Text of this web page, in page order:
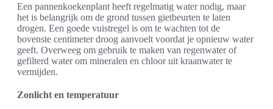
Een pannenkoekenplant heeft regelmatig water nodig, maar
het is belangrijk om de grond tussen gietbeurten te laten
drogen. Een goede vuistregel is om te wachten tot de
bovenste centimeter droog aanvoelt voordat je opnieuw water
geeft. Overweeg om gebruik te maken van regenwater of
gefilterd water om mineralen en chloor uit kraanwater te
vermijden.
Zonlicht en temperatuur